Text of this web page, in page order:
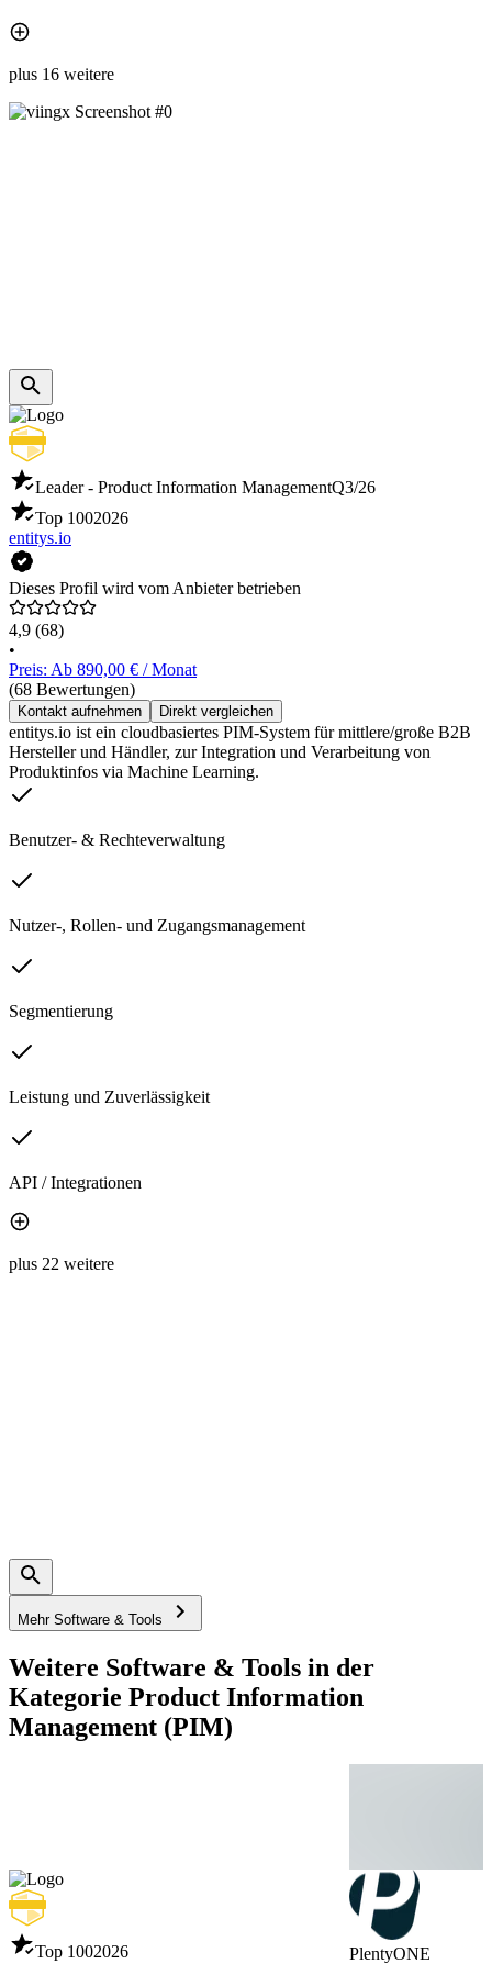
plus 16 weitere
Leader - Product Information ManagementQ3/26
Top 1002026
entitys.io
Dieses Profil wird vom Anbieter betrieben
4,9 (68)
•
Preis: Ab 890,00 € / Monat
(68 Bewertungen)
Kontakt aufnehmen Direkt vergleichen
entitys.io ist ein cloudbasiertes PIM-System für mittlere/große B2B
Hersteller und Händler, zur Integration und Verarbeitung von
Produktinfos via Machine Learning.
Benutzer- & Rechteverwaltung
Nutzer-, Rollen- und Zugangsmanagement
Segmentierung
Leistung und Zuverlässigkeit
API / Integrationen
plus 22 weitere
Mehr Software & Tools
Weitere Software & Tools in der
Kategorie Product Information
Management (PIM)
Top 1002026 PlentyONE